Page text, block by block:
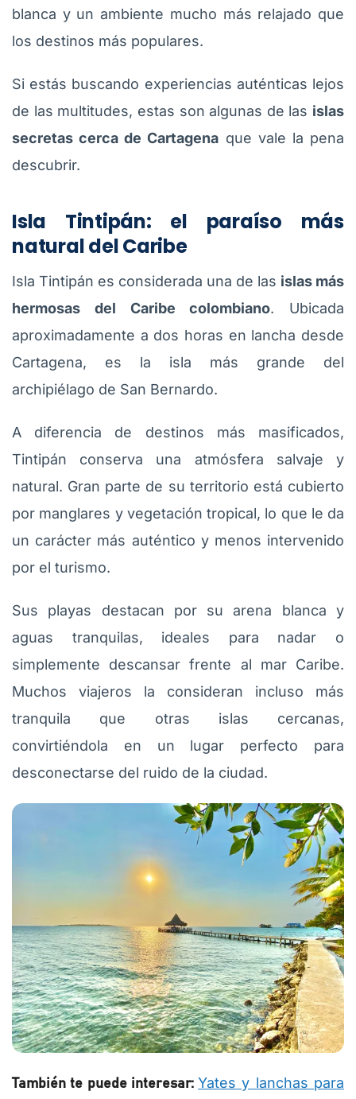
blanca y un ambiente mucho más relajado que
los destinos más populares.
Si estás buscando experiencias auténticas lejos
de las multitudes, estas son algunas de las islas
secretas cerca de Cartagena que vale la pena
descubrir.
Isla Tintipán: el paraíso más
natural del Caribe
Isla Tintipán es considerada una de las islas más
hermosas del Caribe colombiano. Ubicada
aproximadamente a dos horas en lancha desde
Cartagena, es la isla más grande del
archipiélago de San Bernardo.
A diferencia de destinos más masificados,
Tintipán conserva una atmósfera salvaje y
natural. Gran parte de su territorio está cubierto
por manglares y vegetación tropical, lo que le da
un carácter más auténtico y menos intervenido
por el turismo.
Sus playas destacan por su arena blanca y
aguas tranquilas, ideales para nadar o
simplemente descansar frente al mar Caribe.
Muchos viajeros la consideran incluso más
tranquila que otras islas cercanas,
convirtiéndola en un lugar perfecto para
desconectarse del ruido de la ciudad.
También te puede interesar: Yates y lanchas para